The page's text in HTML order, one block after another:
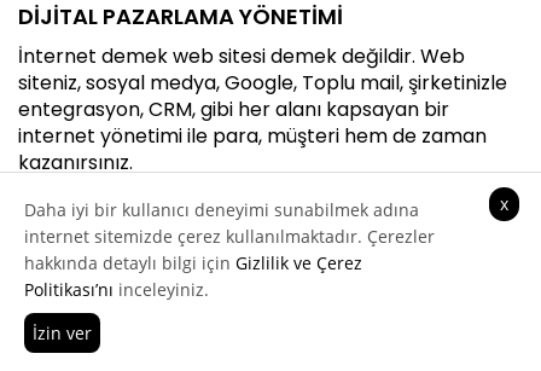
Hemen Ara
DİJİTAL PAZARLAMA YÖNETİMİ
İnternet demek web sitesi demek değildir. Web
siteniz, sosyal medya, Google, Toplu mail, şirketinizle
entegrasyon, CRM, gibi her alanı kapsayan bir
internet yönetimi ile para, müşteri hem de zaman
kazanırsınız.
PORTAL YAZILIMI VE TASARIMI
B-B, B-C projeler, ilan siteleri, Sektörel Portalla, Özel
Daha iyi bir kullanıcı deneyimi sunabilmek adına
internet sitemizde çerez kullanılmaktadır. Çerezler
hakkında detaylı bilgi için Gizlilik ve Çerez
Politikası’nı inceleyiniz.
İzin ver
x